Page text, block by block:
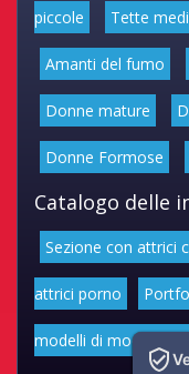
piccole Tette
Amanti del fumo
Donne mature
Donne Formose
Catalogo delle
Sezione con attrici
attrici porno
modelli di moda